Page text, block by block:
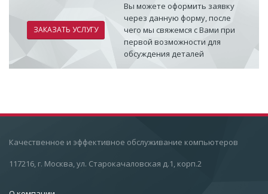
ЗАКАЗАТЬ УСЛУГУ
Вы можете оформить заявку
через данную форму, после
чего мы свяжемся с Вами при
первой возможности для
обсуждения деталей
Качественное и эффективное обслуживание компьютеров
117216, г. Москва, ул. Старокачаловская д.1, корп.2